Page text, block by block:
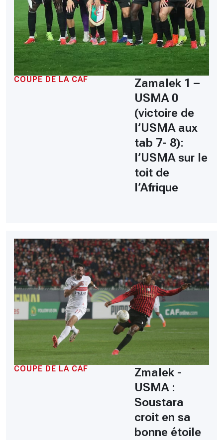
COUPE DE LA CAF
Zamalek 1 –
USMA 0
(victoire de
l’USMA aux
tab 7- 8):
l’USMA sur le
toit de
l’Afrique
COUPE DE LA CAF
Zmalek -
USMA :
Soustara
croit en sa
bonne étoile